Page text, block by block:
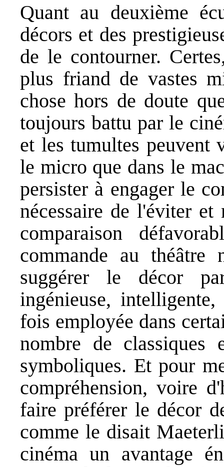
Quant au deuxième
décors et des
de le contourner.
plus friand de vastes
chose hors de doute
toujours battu par le
et les tumultes peuvent
le micro que dans le
persister à engager le
nécessaire de l'éviter et
comparaison
commande au
suggérer le décor
ingénieuse,
fois employée dans
nombre de classiques
symboliques. Et pour
compréhension, voire
faire préférer le décor
comme le disait
cinéma un avantage